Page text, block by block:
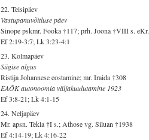
22. Teisipäev
Vastupanuvõitluse päev
Sinope pskmr. Fooka †117; prh. Joona †VIII s. eKr.
Ef 2:19-3:7; Lk 3:23-4:1
23. Kolmapäev
Sügise algus
Ristija Johannese eostamine; mr. Iraida †308
EAÕK autonoomia väljakuulutamine 1923
Ef 3:8-21; Lk 4:1-15
24. Neljapäev
Mr. apsn. Tekla †I s.; Athose vg. Siluan †1938
Ef 4:14-19; Lk 4:16-22